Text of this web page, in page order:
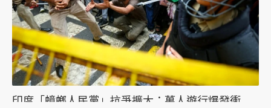
印度「蟑螂人民黨」抗爭擴大：萬人遊行爆發衝